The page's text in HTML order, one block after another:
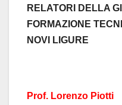
RELATORI DELLA
FORMAZIONE
NOVI LIGURE
Prof. Lorenzo Piotti